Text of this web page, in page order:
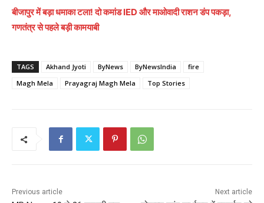
बीजापुर में बड़ा धमाका टला! दो कमांड IED और माओवादी राशन डंप पकड़ा,
गणतंत्र से पहले बड़ी कामयाबी
TAGS Akhand Jyoti ByNews ByNewsIndia
fire
Magh Mela
Prayagraj Magh Mela Top Stories
Previous article Next article